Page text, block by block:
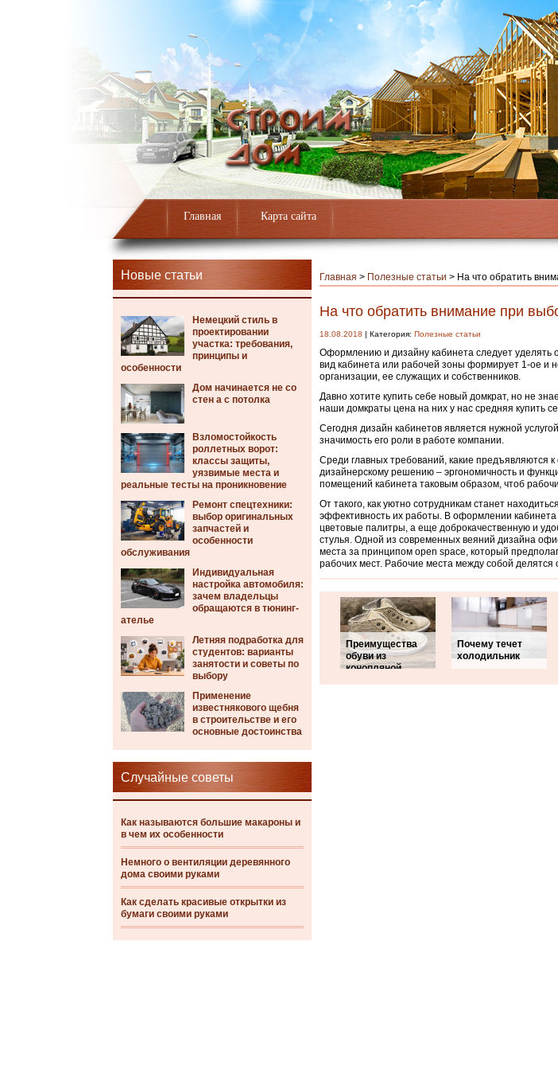
Главная Карта сайта
Новые статьи
Немецкий стиль в
проектировании
участка: требования,
принципы и
особенности
Дом начинается не со
стен а с потолка
Взломостойкость
роллетных ворот:
классы защиты,
уязвимые места и
реальные тесты на проникновение
Ремонт спецтехники:
выбор оригинальных
запчастей и
особенности
обслуживания
Индивидуальная
настройка автомобиля:
зачем владельцы
обращаются в тюнинг-
ателье
Летняя подработка для
студентов: варианты
занятости и советы по
выбору
Применение
известнякового щебня
в строительстве и его
основные достоинства
Случайные советы
Как называются большие макароны и
в чем их особенности
Немного о вентиляции деревянного
дома своими руками
Как сделать красивые открытки из
бумаги своими руками
Главная > Полезные статьи > На что обратить
На что обратить внимание при
18.08.2018 | Категория: Полезные статьи
Оформлению и дизайну кабинета следует уделять
вид кабинета или рабочей зоны формирует 1-ое и
организации, ее служащих и собственников.
Давно хотите купить себе новый домкрат, но не
наши домкраты цена на них у нас средняя купить
Сегодня дизайн кабинетов является нужной
значимость его роли в работе компании.
Среди главных требований, какие предъявляются
дизайнерскому решению – эргономичность и
помещений кабинета таковым образом, чтоб
От такого, как уютно сотрудникам станет
эффективность их работы. В оформлении
цветовые палитры, а еще доброкачественную и
стулья. Одной из современных веяний дизайна
места за принципом open space, который
рабочих мест. Рабочие места между собой
Преимущества
обуви из
конопляной
Почему течет
холодильник